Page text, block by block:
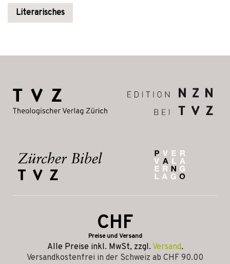
Literarisches
CHF
Preise und Versand
Alle Preise inkl. MwSt, zzgl. Versand.
Versandkostenfrei in der Schweiz ab CHF 90.00